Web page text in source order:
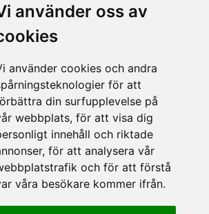
använder oss av
använder cookies och andra
för att
din surfupplevelse på
webbplats, för att visa dig
innehåll och riktade
för att analysera vår
och för att förstå
våra besökare kommer ifrån.
har kvalitet alltid varit ett av
styrt vår verksamhet.
▪ Cole & Mason ▪ Caps Me ▪
▪ G3 Ferrari ▪ Ken Hom ▪ Kilner ▪
▪ Laguiole Style de Vie ▪ Mason
▪ Plate-it ▪ Price and Kengsington ▪
Home ▪ Style de Vie ▪
▪ Zack ▪ Zyliss
att beställa?